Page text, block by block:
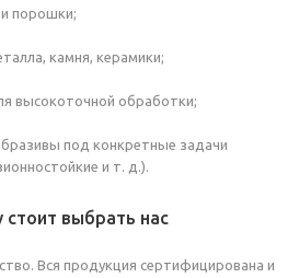
порошки;
камня, керамики;
высокоточной обработки;
под конкретные задачи
и т. д.).
стоит выбрать нас
Вся продукция сертифицирована и